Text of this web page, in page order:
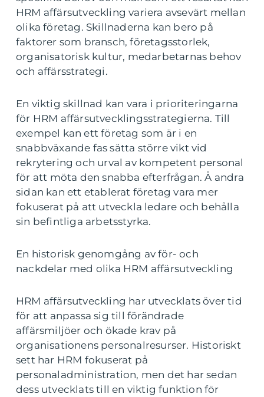
HRM affärsutveckling variera avsevärt mellan
olika företag. Skillnaderna kan bero på
faktorer som bransch, företagsstorlek,
organisatorisk kultur, medarbetarnas behov
och affärsstrategi.
En viktig skillnad kan vara i prioriteringarna
för HRM affärsutvecklingsstrategierna. Till
exempel kan ett företag som är i en
snabbväxande fas sätta större vikt vid
rekrytering och urval av kompetent personal
för att möta den snabba efterfrågan. Å andra
sidan kan ett etablerat företag vara mer
fokuserat på att utveckla ledare och behålla
sin befintliga arbetsstyrka.
En historisk genomgång av för- och
nackdelar med olika HRM affärsutveckling
HRM affärsutveckling har utvecklats över tid
för att anpassa sig till förändrade
affärsmiljöer och ökade krav på
organisationens personalresurser. Historiskt
sett har HRM fokuserat på
personaladministration, men det har sedan
dess utvecklats till en viktig funktion för